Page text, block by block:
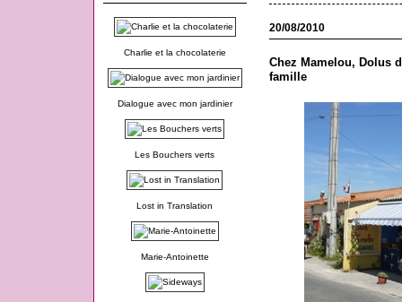
Charlie et la chocolaterie
Dialogue avec mon jardinier
Les Bouchers verts
Lost in Translation
Marie-Antoinette
20/08/2010
Chez Mamelou, Dolus
famille